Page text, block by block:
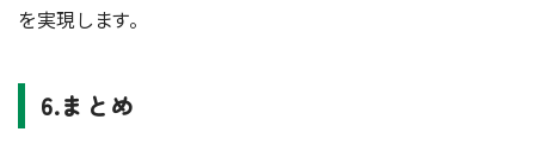
を実現します。
6.まとめ